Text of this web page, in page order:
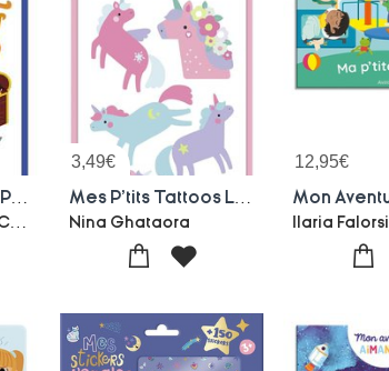
3,49€
Mes P'tits Tattoos Licornes
Nina Ghataora
12,95€
Ilaria Falorsi